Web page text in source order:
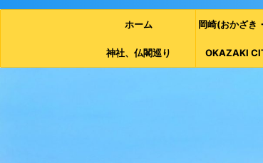
ホーム 岡崎(おかざき
神社、仏閣巡り OKAZAKI